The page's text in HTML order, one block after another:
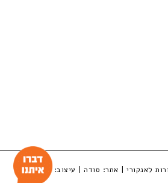
לאנקורי | אתר: סודה| עיצוב:LuckyBox